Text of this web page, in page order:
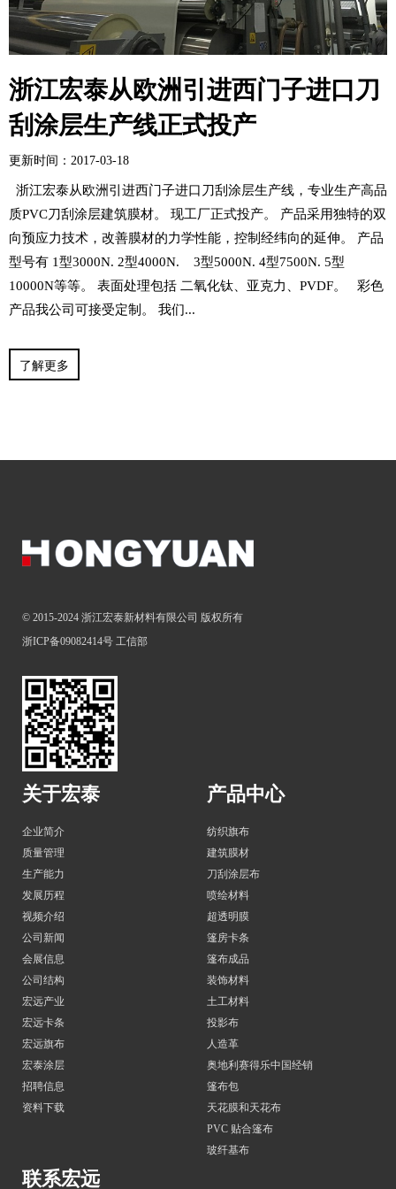
浙江宏泰从欧洲引进西门子进口刀
刮涂层生产线正式投产
更新时间：2017-03-18
浙江宏泰从欧洲引进西门子进口刀刮涂层生产线，专业生产高品
质PVC刀刮涂层建筑膜材。 现工厂正式投产。 产品采用独特的双
向预应力技术，改善膜材的力学性能，控制经纬向的延伸。 产品
型号有 1型3000N. 2型4000N. 3型5000N. 4型7500N. 5型
10000N等等。 表面处理包括 二氧化钛、亚克力、PVDF。 彩色
产品我公司可接受定制。 我们...
了解更多
© 2015-2024 浙江宏泰新材料有限公司 版权所有
浙ICP备09082414号 工信部
关于宏泰
企业简介
质量管理
生产能力
发展历程
视频介绍
公司新闻
会展信息
公司结构
宏远产业
宏远卡条
宏远旗布
宏泰涂层
招聘信息
资料下载
产品中心
纺织旗布
建筑膜材
刀刮涂层布
喷绘材料
超透明膜
篷房卡条
篷布成品
装饰材料
土工材料
投影布
人造革
奥地利赛得乐中国经销
篷布包
天花膜和天花布
PVC 贴合篷布
玻纤基布
联系宏远